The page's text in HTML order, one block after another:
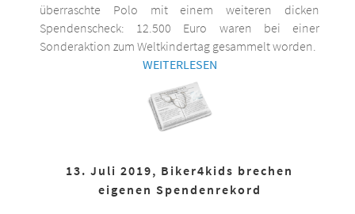
überraschte Polo mit einem weiteren dicken
Spendenscheck: 12.500 Euro waren bei einer
Sonderaktion zum Weltkindertag gesammelt worden.
WEITERLESEN
13. Juli 2019, Biker4kids brechen
eigenen Spendenrekord